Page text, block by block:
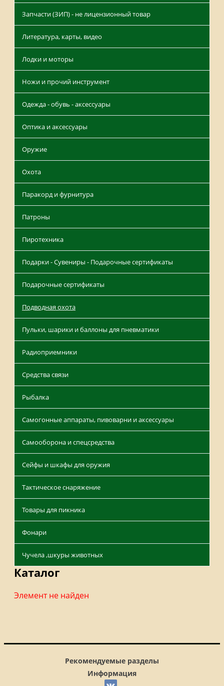
Запчасти (ЗИП) - не лицензионный товар
Литература, карты, видео
Лодки и моторы
Ножи и прочий инструмент
Одежда - обувь - аксессуары
Оптика и аксессуары
Оружие
Охота
Паракорд и фурнитура
Патроны
Пиротехника
Подарки - Сувениры - Подарочные сертификаты
Подарочные сертификаты
Подводная охота
Пульки, шарики и баллоны для пневматики
Радиоприемники
Средства связи
Рыбалка
Самогонные аппараты, пивоварни и аксессуары
Самооборона и спецсредства
Сейфы и шкафы для оружия
Тактическое снаряжение
Товары для пикника
Фонари
Чучела ,шкуры животных
Каталог
Элемент не найден
Рекомендуемые разделы
Информация